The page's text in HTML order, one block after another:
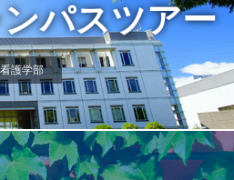
パスツアー
看護学部